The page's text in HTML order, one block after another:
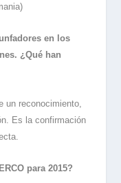
en los
¿Qué han
un reconocimiento,
Es la confirmación
para 2015?